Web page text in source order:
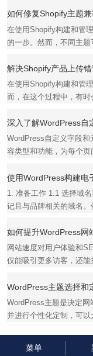
详细探讨Shopif...
如何修复Shopify主题
在使用Shopify构建和管
体验。本文将详细介...
解决Shopify产品上传
在使用Shopify构建和管
行。本文将详细介绍解...
深入了解WordPress自
WordPress自定义字段
文将深入探讨WordPres...
使用WordPress构建电
1. 准备工作 1.1 选择域
fashionstore.com的...
如何提升WordPress网
网站速度对用户体验和
如何提升WordPress网...
WordPress主题选择和
WordPress主题是决定
面介绍WordPress主题...
菜单